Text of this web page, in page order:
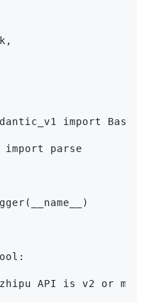
import
import parse
API is v2 or